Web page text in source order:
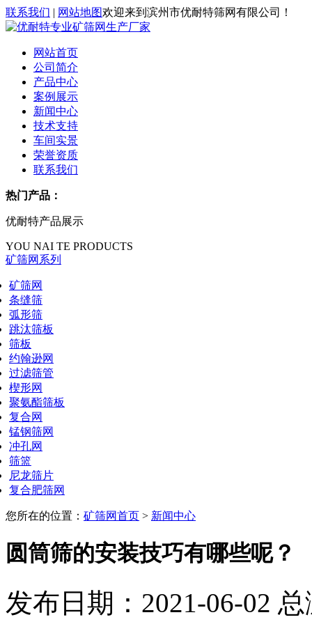
联系我们 | 网站地图欢迎来到滨州市优耐特筛网有限公司！
网站首页
公司简介
产品中心
案例展示
新闻中心
技术支持
车间实景
荣誉资质
联系我们
热门产品：
优耐特产品展示
YOU NAI TE PRODUCTS
矿筛网系列
矿筛网
条缝筛
弧形筛
跳汰筛板
筛板
约翰逊网
过滤筛管
楔形网
聚氨酯筛板
复合网
锰钢筛网
冲孔网
筛篮
尼龙筛片
复合肥筛网
您所在的位置： 矿筛网首页 > 新闻中心
圆筒筛的安装技巧有哪些呢？
发布日期：2021-06-02